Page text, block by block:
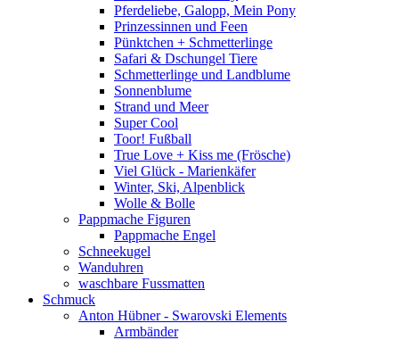
Pferdeliebe, Galopp, Mein Pony
Prinzessinnen und Feen
Pünktchen + Schmetterlinge
Safari & Dschungel Tiere
Schmetterlinge und Landblume
Sonnenblume
Strand und Meer
Super Cool
Toor! Fußball
True Love + Kiss me (Frösche)
Viel Glück - Marienkäfer
Winter, Ski, Alpenblick
Wolle & Bolle
Pappmache Figuren
Pappmache Engel
Schneekugel
Wanduhren
waschbare Fussmatten
Schmuck
Anton Hübner - Swarovski Elements
Armbänder